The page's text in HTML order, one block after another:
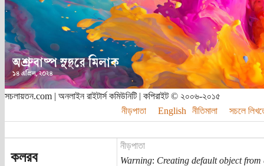
সচলায়তন.com | অনলাইন রাইটার্স কমিউনিটি | কপিরাইট © ২০০৬-২০১৫
নীড়পাতা
English নীতিমালা সচলে
কলরব
নীড়পাতা
Warning: Creating default object from